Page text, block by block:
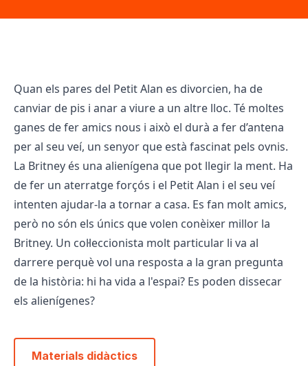
Quan els pares del Petit Alan es divorcien, ha de
canviar de pis i anar a viure a un altre lloc. Té moltes
ganes de fer amics nous i això el durà a fer d’antena
per al seu veí, un senyor que està fascinat pels ovnis.
La Britney és una alienígena que pot llegir la ment. Ha
de fer un aterratge forçós i el Petit Alan i el seu veí
intenten ajudar-la a tornar a casa. Es fan molt amics,
però no són els únics que volen conèixer millor la
Britney. Un col·leccionista molt particular li va al
darrere perquè vol una resposta a la gran pregunta
de la història: hi ha vida a l'espai? Es poden dissecar
els alienígenes?
Materials didàctics